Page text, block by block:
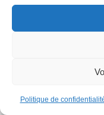
Politique de
vos
Fiscalité en